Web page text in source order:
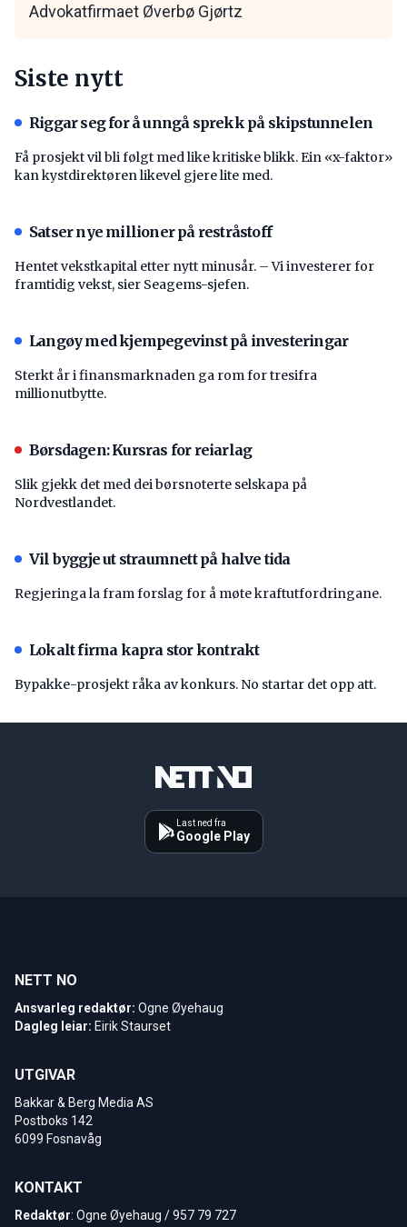
Advokatfirmaet Øverbø Gjørtz
Siste nytt
Riggar seg for å unngå sprekk på skipstunnelen
Få prosjekt vil bli følgt med like kritiske blikk. Ein «x-faktor»
kan kystdirektøren likevel gjere lite med.
Satser nye millioner på restråstoff
Hentet vekstkapital etter nytt minusår. – Vi investerer for
framtidig vekst, sier Seagems-sjefen.
Langøy med kjempegevinst på investeringar
Sterkt år i finansmarknaden ga rom for tresifra
millionutbytte.
Børsdagen: Kursras for reiarlag
Slik gjekk det med dei børsnoterte selskapa på
Nordvestlandet.
Vil byggje ut straumnett på halve tida
Regjeringa la fram forslag for å møte kraftutfordringane.
Lokalt firma kapra stor kontrakt
Bypakke-prosjekt råka av konkurs. No startar det opp att.
Last ned fra
Google Play
NETT NO
Ansvarleg redaktør: Ogne Øyehaug
Dagleg leiar: Eirik Staurset
UTGIVAR
Bakkar & Berg Media AS
Postboks 142
6099 Fosnavåg
KONTAKT
Redaktør: Ogne Øyehaug / 957 79 727